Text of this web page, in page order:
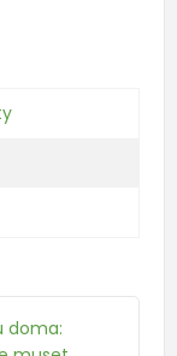
doma: